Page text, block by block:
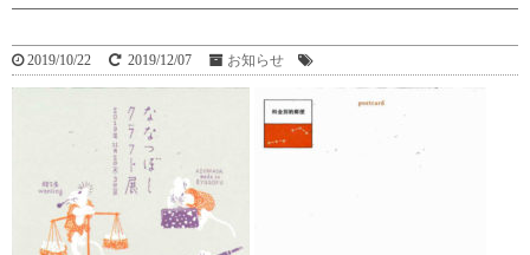
2019/10/22 2019/12/07 お知らせ